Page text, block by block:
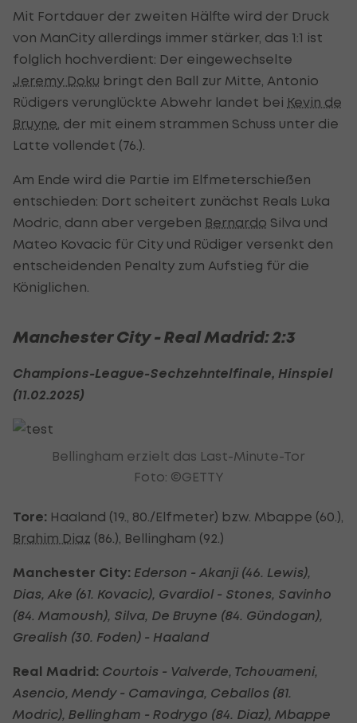
Mit Fortdauer der zweiten Hälfte wird der Druck
von ManCity allerdings immer stärker, das 1:1 ist
folglich hochverdient: Der eingewechselte
Jeremy Doku bringt den Ball zur Mitte, Antonio
Rüdigers verunglückte Abwehr landet bei Kevin de
Bruyne , der mit einem strammen Schuss unter die
Latte vollendet (76.).
Am Ende wird die Partie im Elfmeterschießen
entschieden: Dort scheitert zunächst Reals Luka
Modric, dann aber vergeben Bernardo Silva und
Mateo Kovacic für City und Rüdiger versenkt den
entscheidenden Penalty zum Aufstieg für die
Königlichen.
Manchester City - Real Madrid: 2:3
Champions-League-Sechzehntelfinale, Hinspiel
(11.02.2025)
Bellingham erzielt das Last-Minute-Tor
Foto: ©GETTY
Tore: Haaland (19., 80./Elfmeter) bzw. Mbappe (60.),
Brahim Diaz (86.), Bellingham (92.)
Manchester City: Ederson - Akanji (46. Lewis),
Dias, Ake (61. Kovacic), Gvardiol - Stones, Savinho
(84. Mamoush), Silva, De Bruyne (84. Gündogan),
Grealish (30. Foden) - Haaland
Real Madrid: Courtois - Valverde, Tchouameni,
Asencio, Mendy - Camavinga, Ceballos (81.
Modric), Bellingham - Rodrygo (84. Diaz), Mbappe